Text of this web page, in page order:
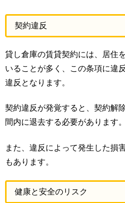
契約違反
貸し倉庫の賃貸契約には、居住
いることが多く、この条項に違
違反となります。
契約違反が発覚すると、契約解
間内に退去する必要があります。
また、違反によって発生した損
もあります。
健康と安全のリスク